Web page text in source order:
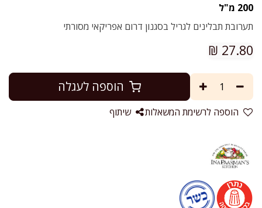
200 מ"ל
תערובת תבלינים לגריל בסגנון דרום אפריקאי מסורתי
27.80
₪
הוספה לעגלה
הוספה לרשימת המשאלות שיתוף